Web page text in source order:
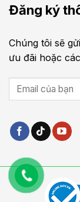
Đăng ký
Chúng tôi sẽ
ưu đãi hoặc